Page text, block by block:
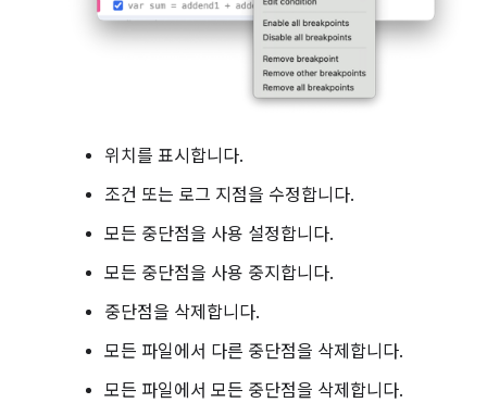
위치를 표시합니다.
조건 또는 로그 지점을 수정합니다.
모든 중단점을 사용 설정합니다.
모든 중단점을 사용 중지합니다.
중단점을 삭제합니다.
모든 파일에서 다른 중단점을 삭제합니다.
모든 파일에서 모든 중단점을 삭제합니다.